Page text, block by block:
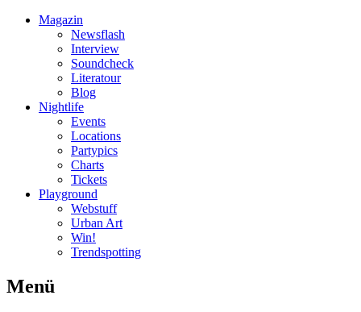
Magazin
Newsflash
Interview
Soundcheck
Literatour
Blog
Nightlife
Events
Locations
Partypics
Charts
Tickets
Playground
Webstuff
Urban Art
Win!
Trendspotting
Menü